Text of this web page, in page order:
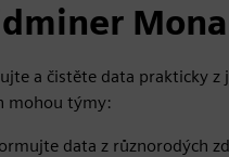
a čistěte data prakticky z
mohou týmy:
data z různorodých